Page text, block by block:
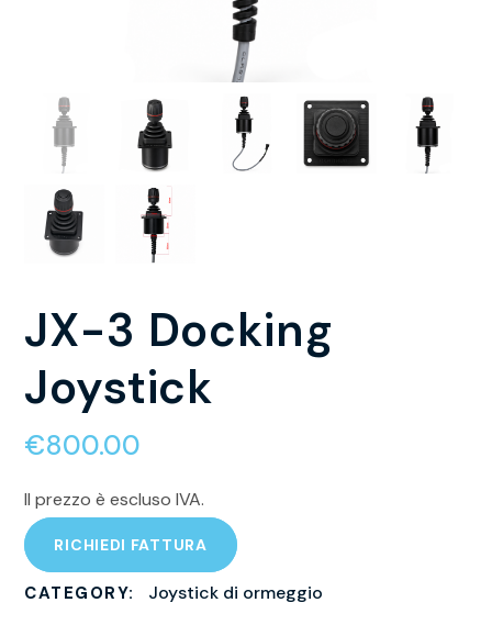
JX-3 Docking
Joystick
€800.00
Il prezzo è escluso IVA.
RICHIEDI FATTURA
CATEGORY: Joystick di ormeggio